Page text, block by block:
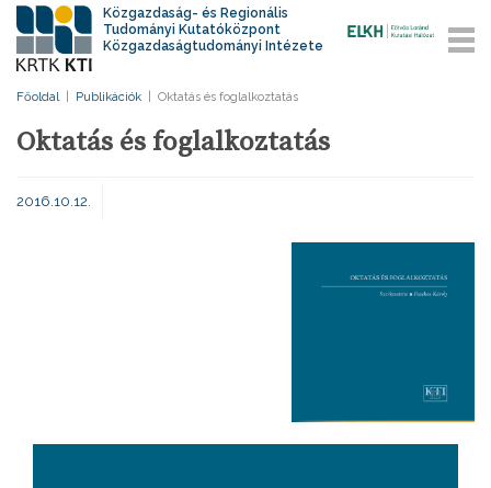
Közgazdaság- és Regionális
Tudományi Kutatóközpont
Közgazdaságtudományi Intézete
Főoldal Publikációk Oktatás és foglalkoztatás
Oktatás és foglalkoztatás
2016.10.12.